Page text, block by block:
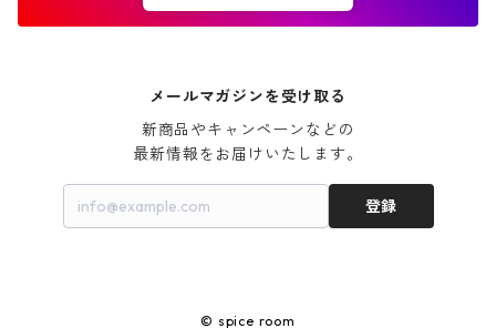
メールマガジンを受け取る
新商品やキャンペーンなどの
最新情報をお届けいたします。
登録
© spice room